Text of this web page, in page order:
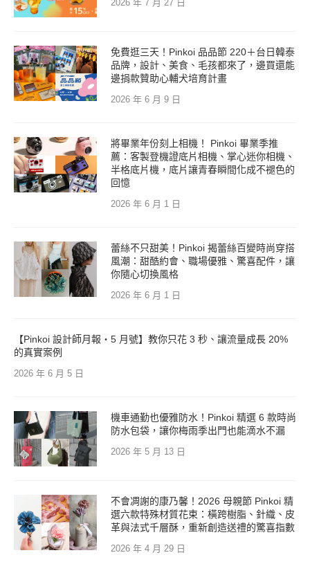
2026 年 7 月 27 日
免費逛三天！Pinkoi 品品節 220＋台日韓泰
品牌，設計、美食、毛孩都來了，邊買還能
邊捐款贊助心輔犬培育計畫
2026 年 6 月 9 日
將畢業年份刻上相機！ Pinkoi 畢業季推
薦：客製登機證底片相機、掌心迷你相機、
半格底片機，底片讓青春瞬間化成不褪色的
回憶
2026 年 6 月 1 日
蕾絲不只甜美！Pinkoi 揭蕾絲百變時尚穿搭
風潮：甜酷約會、職場優雅、驚喜配件，讓
你隨心切換風格
2026 年 6 月 1 日
【Pinkoi 設計師月報・5 月號】教你只花 3 秒、讓流量成長 20%
的真實案例
2026 年 6 月 5 日
機車通勤也優雅防水！Pinkoi 精選 6 款時尚
防水包袋，讓你梅雨季出門也能滴水不漏
2026 年 5 月 13 日
不會凋謝的康乃馨！2026 母親節 Pinkoi 精
選六款特殊材質花束：橫跨樹脂、針織、皮
革與法式千層酥，重新創造送禮的驚喜指數
2026 年 4 月 29 日